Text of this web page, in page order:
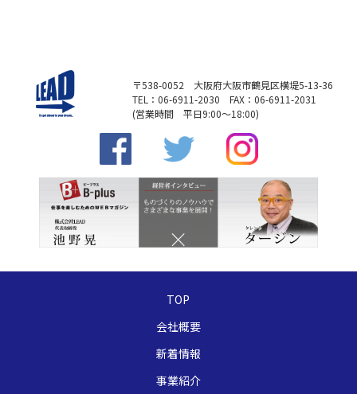
〒538-0052 大阪府大阪市鶴見区横堤5-13-36
TEL：06-6911-2030 FAX：06-6911-2031
(営業時間 平日9:00～18:00)
TOP
会社概要
新着情報
事業紹介